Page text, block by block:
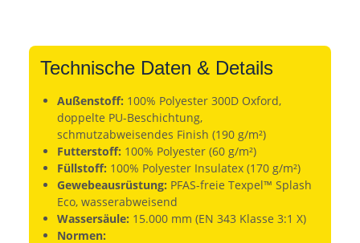
Technische Daten & Details
Außenstoff: 100% Polyester 300D Oxford,
doppelte PU-Beschichtung,
schmutzabweisendes Finish (190 g/m²)
Futterstoff: 100% Polyester (60 g/m²)
Füllstoff: 100% Polyester Insulatex (170 g/m²)
Gewebeausrüstung: PFAS-freie Texpel™ Splash
Eco, wasserabweisend
Wassersäule: 15.000 mm (EN 343 Klasse 3:1 X)
Normen: